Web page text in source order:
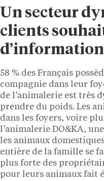
Un secteur
clients
58 % des Français
compagnie dans leur
de l’animalerie est très
prendre du poids. Les
dans les foyers, voire
l’animalerie DO&KA,
les animaux
entière de la famille se
plus forte des
pour leurs animaux fait